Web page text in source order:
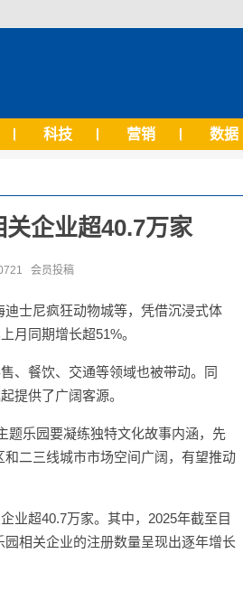
科技 营销 数据
企业超40.7万家
会员投稿
士尼疯狂动物城等，凭借沉浸式体
月同期增长超51%。
、餐饮、交通等领域也被带动。同
提供了广阔客源。
题乐园要凝练独特文化故事内涵，先
和二三线城市市场空间广阔，有望推动
业超40.7万家。其中，2025年截至目
相关企业的注册数量呈现出逐年增长